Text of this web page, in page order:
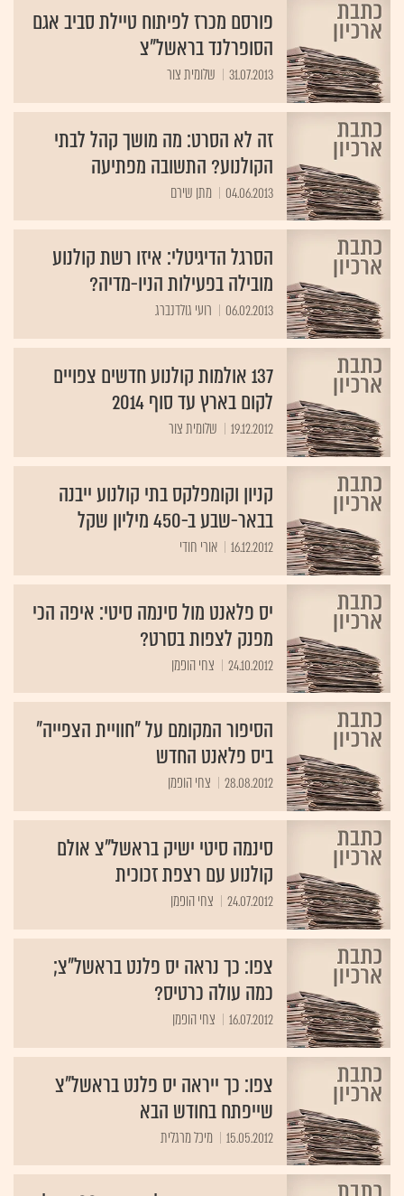
הסופרלנד בראשל"צ
31.07.2013 שלומית צור
הקולנוע? התשובה מפתיעה
04.06.2013 מתן שירם
מובילה בפעילות הניו-מדיה?
06.02.2013 רועי גולדנברג
לקום בארץ עד סוף 2014
19.12.2012 שלומית צור
בבאר-שבע ב-450 מיליון שקל
16.12.2012 אורי חודי
מפנק לצפות בסרט?
24.10.2012 צחי הופמן
ביס פלאנט החדש
28.08.2012 צחי הופמן
קולנוע עם רצפת זכוכית
24.07.2012 צחי הופמן
כמה עולה כרטיס?
16.07.2012 צחי הופמן
שייפתח בחודש הבא
15.05.2012 מיכל מרגלית